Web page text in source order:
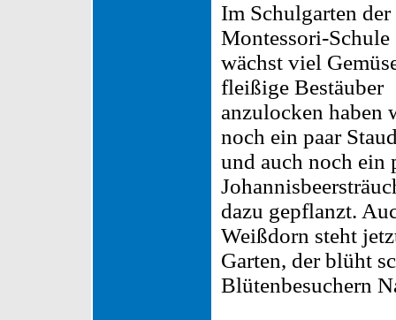
Im Schulgarten der
Montessori-Schule
wächst viel
fleißige Bestäuber
anzulocken haben
noch ein paar
und auch noch ein
dazu gepflanzt.
Weißdorn steht
Garten, der blüht
Blütenbesuchern